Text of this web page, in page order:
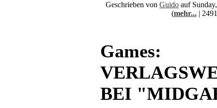
Geschrieben von Guido auf
(mehr...|
Games:
BEI